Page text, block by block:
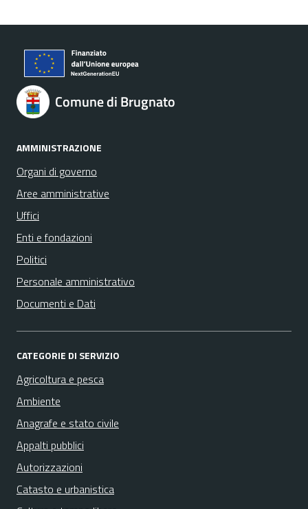
Comune di Brugnato
AMMINISTRAZIONE
Organi di governo
Aree amministrative
Uffici
Enti e fondazioni
Politici
Personale amministrativo
Documenti e Dati
CATEGORIE DI SERVIZIO
Agricoltura e pesca
Ambiente
Anagrafe e stato civile
Appalti pubblici
Autorizzazioni
Catasto e urbanistica